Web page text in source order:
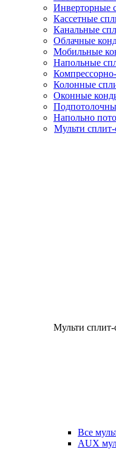
Инверторные
Кассетные
Канальные
Облачные
Мобильные
Напольные
Колонные
Оконные
Напольно
Мульти
Мульти
Все
AUX